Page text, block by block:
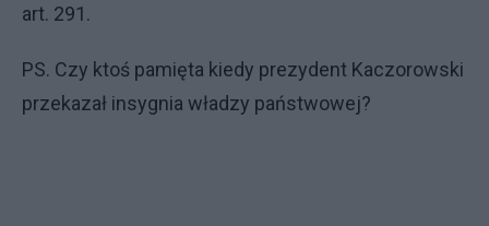
art. 291.
PS. Czy ktoś pamięta kiedy prezydent Kaczorowski
przekazał insygnia władzy państwowej?